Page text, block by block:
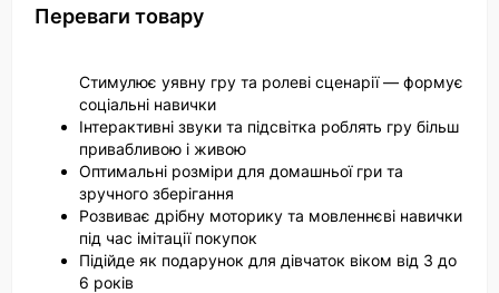
Переваги товару
Стимулює уявну гру та ролеві сценарії — формує
соціальні навички
Інтерактивні звуки та підсвітка роблять гру більш
привабливою і живою
Оптимальні розміри для домашньої гри та
зручного зберігання
Розвиває дрібну моторику та мовленнєві навички
під час імітації покупок
Підійде як подарунок для дівчаток віком від 3 до
6 років